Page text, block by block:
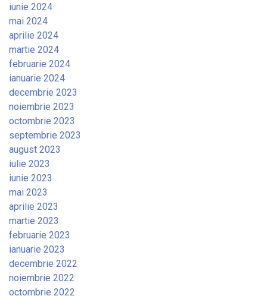
iunie 2024
mai 2024
aprilie 2024
martie 2024
februarie 2024
ianuarie 2024
decembrie 2023
noiembrie 2023
octombrie 2023
septembrie 2023
august 2023
iulie 2023
iunie 2023
mai 2023
aprilie 2023
martie 2023
februarie 2023
ianuarie 2023
decembrie 2022
noiembrie 2022
octombrie 2022